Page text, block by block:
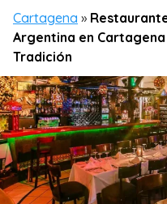
Cartagena »
Argentina en
Tradición